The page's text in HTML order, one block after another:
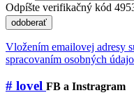
Odpíšte verifikačný kód
odoberať
Vložením emailovej adresy
spracovaním osobných
# lovel FB a Instragram